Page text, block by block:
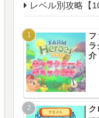
レベル別攻略【
フ
ラ
介
ク